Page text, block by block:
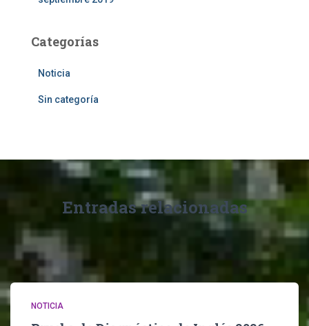
Categorías
Noticia
Sin categoría
Entradas relacionadas
NOTICIA